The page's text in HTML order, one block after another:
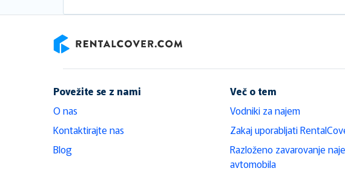
Povežite se z nami
O nas
Kontaktirajte nas
Blog
Več o tem
Vodniki za najem
Zakaj uporabljati
Razloženo zavarovanje
avtomobila